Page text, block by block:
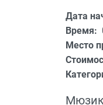
Дата
Время:
Место